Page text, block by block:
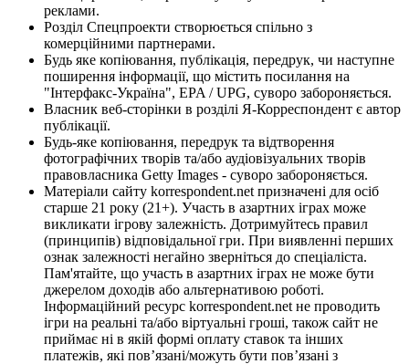
реклами.
Розділ Спецпроекти створюється спільно з
комерційними партнерами.
Будь яке копіювання, публікація, передрук, чи наступне
поширення інформації, що містить посилання на
"Інтерфакс-Україна", EPA / UPG, суворо забороняється.
Власник веб-сторінки в розділі Я-Корреспондент є автор
публікації.
Будь-яке копіювання, передрук та відтворення
фотографічних творів та/або аудіовізуальних творів
правовласника Getty Images - суворо забороняється.
Матеріали сайту korrespondent.net призначені для осіб
старше 21 року (21+). Участь в азартних іграх може
викликати ігрову залежність. Дотримуйтесь правил
(принципів) відповідальної гри. При виявленні перших
ознак залежності негайно зверніться до спеціаліста.
Пам'ятайте, що участь в азартних іграх не може бути
джерелом доходів або альтернативою роботі.
Інформаційний ресурс korrespondent.net не проводить
ігри на реальні та/або віртуальні гроші, також сайт не
приймає ні в якій формі оплату ставок та інших
платежів, які пов’язані/можуть бути пов’язані з